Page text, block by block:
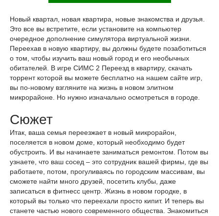
Новый квартал, новая квартира, новые знакомства и друзья.
Это все вы встретите, если установите на компьютер
очередное дополнение симулятора виртуальной жизни.
Переехав в новую квартиру, вы должны будете позаботиться
о том, чтобы изучить ваш новый город и его необычных
обитателей. В игре СИМС 2 Переезд в квартиру, скачать
торрент которой вы можете бесплатно на нашем сайте игр,
вы по-новому взгляните на жизнь в новом элитном
микрорайоне. Но нужно изначально осмотреться в городе.
Сюжет
Итак, ваша семья переезжает в новый микрорайон,
поселяется в новом доме, который необходимо будет
обустроить. И вы начинаете заниматься ремонтом. Потом вы
узнаете, что ваш сосед – это сотрудник вашей фирмы, где вы
работаете, потом, прогуливаясь по городским массивам, вы
сможете найти много друзей, посетить клубы, даже
записаться в фитнесс центр. Жизнь в новом городке, в
который вы только что переехали просто кипит. И теперь вы
станете частью нового современного общества. Знакомиться